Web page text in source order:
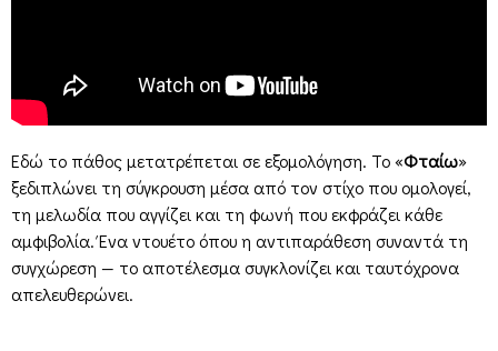
Εδώ το πάθος μετατρέπεται σε εξομολόγηση. Το «Φταίω»
ξεδιπλώνει τη σύγκρουση μέσα από τον στίχο που ομολογεί,
τη μελωδία που αγγίζει και τη φωνή που εκφράζει κάθε
αμφιβολία. Ένα ντουέτο όπου η αντιπαράθεση συναντά τη
συγχώρεση — το αποτέλεσμα συγκλονίζει και ταυτόχρονα
απελευθερώνει.